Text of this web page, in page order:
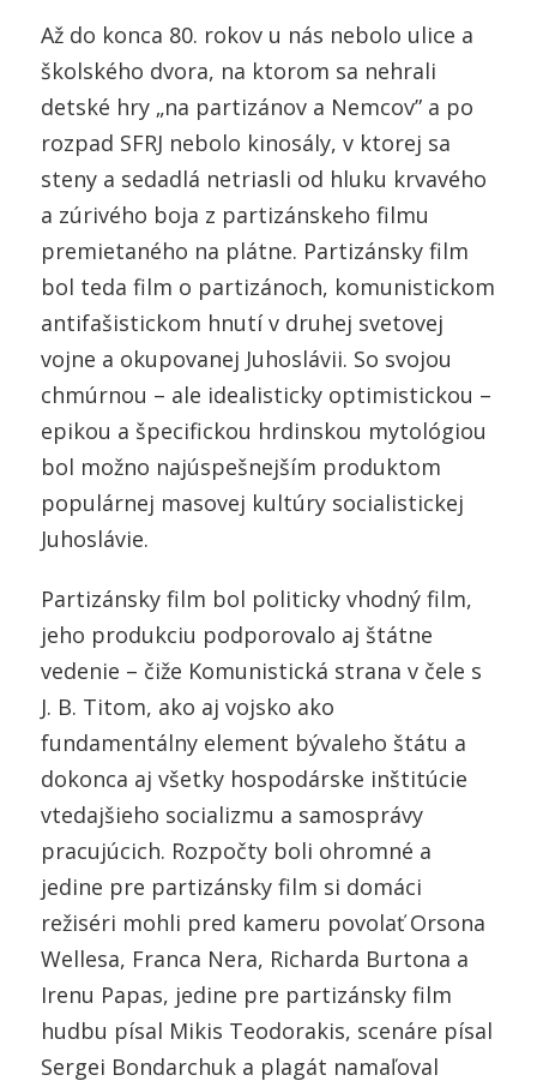
Až do konca 80. rokov u nás nebolo ulice a
školského dvora, na ktorom sa nehrali
detské hry „na partizánov a Nemcov” a po
rozpad SFRJ nebolo kinosály, v ktorej sa
steny a sedadlá netriasli od hluku krvavého
a zúrivého boja z partizánskeho filmu
premietaného na plátne. Partizánsky film
bol teda film o partizánoch, komunistickom
antifašistickom hnutí v druhej svetovej
vojne a okupovanej Juhoslávii. So svojou
chmúrnou – ale idealisticky optimistickou –
epikou a špecifickou hrdinskou mytológiou
bol možno najúspešnejším produktom
populárnej masovej kultúry socialistickej
Juhoslávie.
Partizánsky film bol politicky vhodný film,
jeho produkciu podporovalo aj štátne
vedenie – čiže Komunistická strana v čele s
J. B. Titom, ako aj vojsko ako
fundamentálny element bývaleho štátu a
dokonca aj všetky hospodárske inštitúcie
vtedajšieho socializmu a samosprávy
pracujúcich. Rozpočty boli ohromné a
jedine pre partizánsky film si domáci
režiséri mohli pred kameru povolať Orsona
Wellesa, Franca Nera, Richarda Burtona a
Irenu Papas, jedine pre partizánsky film
hudbu písal Mikis Teodorakis, scenáre písal
Sergei Bondarchuk a plagát namaľoval